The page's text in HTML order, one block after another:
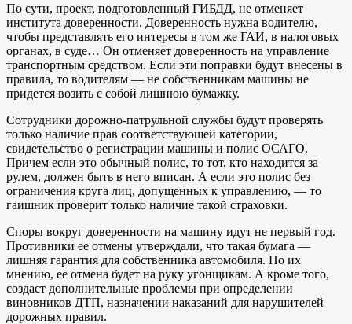
По сути, проект, подготовленный ГИБДД, не отменяет
института доверенности. Доверенность нужна водителю,
чтобы представлять его интересы в том же ГАИ, в налоговых
органах, в суде… Он отменяет доверенность на управление
транспортным средством. Если эти поправки будут внесены в
правила, то водителям — не собственникам машины не
придется возить с собой лишнюю бумажку.
Сотрудники дорожно-патрульной службы будут проверять
только наличие прав соответствующей категории,
свидетельство о регистрации машины и полис ОСАГО.
Причем если это обычный полис, то тот, кто находится за
рулем, должен быть в него вписан. А если это полис без
ограничения круга лиц, допущенных к управлению, — то
гаишник проверит только наличие такой страховки.
Споры вокруг доверенности на машину идут не первый год.
Противники ее отмены утверждали, что такая бумага —
лишняя гарантия для собственника автомобиля. По их
мнению, ее отмена будет на руку угонщикам. А кроме того,
создаст дополнительные проблемы при определении
виновников ДТП, назначении наказаний для нарушителей
дорожных правил.